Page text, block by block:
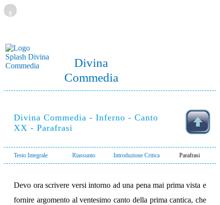
g
Divina
Commedia
Divina Commedia - Inferno - Canto
XX - Parafrasi
Testo Integrale Riassunto Introduzione Critica Parafrasi
Devo ora scrivere versi intorno ad una pena mai prima vista e
fornire argomento al ventesimo canto della prima cantica, che